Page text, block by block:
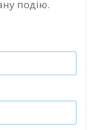
подію.